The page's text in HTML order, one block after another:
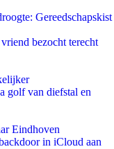
Gereedschapskist
bezocht terecht
golf van diefstal en
Eindhoven
in iCloud aan